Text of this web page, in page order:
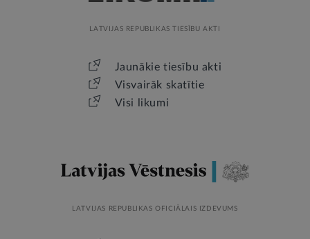
LATVIJAS REPUBLIKAS TIESĪBU AKTI
Jaunākie tiesību akti
Visvairāk skatītie
Visi likumi
LATVIJAS REPUBLIKAS OFICIĀLAIS IZDEVUMS